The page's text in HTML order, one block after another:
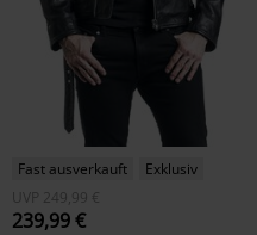
Fast ausverkauft
Exklusiv
UVP
249,99 €
239,99 €